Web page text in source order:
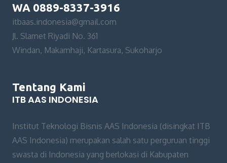
WA 0889-8337-3916
itbaas.indonesia@gmail.com
Jl. Slamet Riyadi No. 361
Windan, Makamhaji, Kartasura, Sukoharjo
Tentang Kami
ITB AAS INDONESIA
Institut Teknologi Bisnis AAS Indonesia (disingkat ITB
AAS Indonesia) merupakan salah satu perguruan tinggi
swasta di Indonesia yang berlokasi di Kabupaten